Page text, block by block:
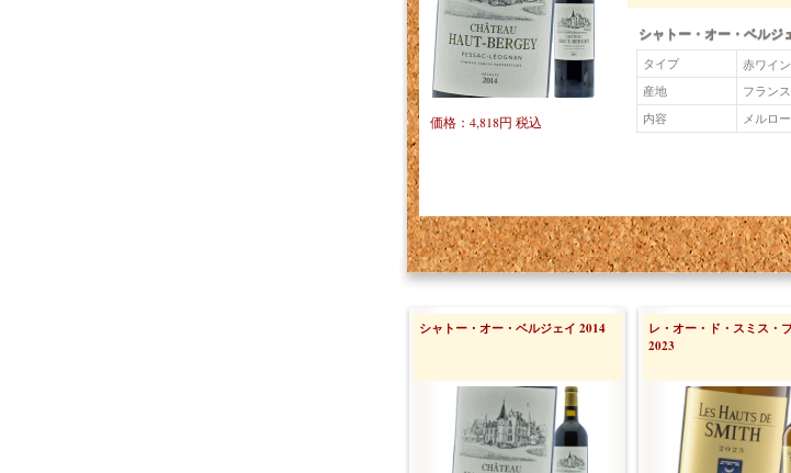
シャトー・オー・ベルジ
タイプ 赤ワイン
産地
フラン
内容
メルロ
価格：4,818円 税込
シャトー・オー・ベルジェイ 2014
レ・オー・ド・スミス・
2023